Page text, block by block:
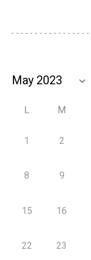
L M
1 2
8 9
15 16
22 23